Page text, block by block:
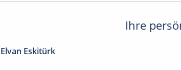
Ihre
Elvan Eskitürk